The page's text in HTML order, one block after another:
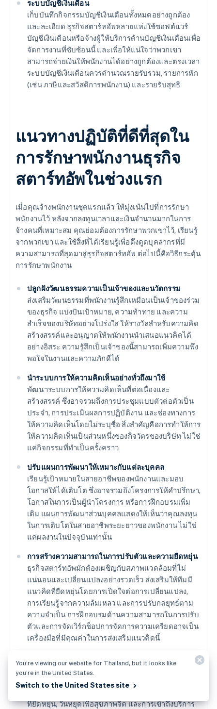
ระบบบัญชีเงินเดือน
เก็บบันทึกกิจกรรมบัญชีเงินเดือนทั้งหมดอย่างถูกต้อง
และละเอียด ธุรกิจสตาร์ทอัพหลายแห่งใช้ซอฟต์แวร์
บัญชีเงินเดือนหรือจ้างผู้ให้บริการด้านบัญชีเงินเดือนเพื่อ
จัดการงานที่ซับซ้อนนี้ และเพื่อให้แน่ใจว่าพวกเขา
สามารถจ่ายเงินให้พนักงานได้อย่างถูกต้องและตรงเวลา
ระบบบัญชีเงินเดือนควรคำนวณรายรับรวม, รายการหัก
(เช่น ภาษีและสวัสดิการพนักงาน) และรายรับสุทธิ
แนวทางปฏิบัติที่ดีที่สุดใน
การรักษาพนักงานธุรกิจ
สตาร์ทอัพในช่วงแรก
เมื่อคุณจ้างพนักงานชุดแรกแล้ว ให้มุ่งเน้นไปที่การรักษา
พนักงานไว้ หลังจากลงทุนเวลาและเงินจำนวนมากในการ
จ้างคนที่เหมาะสม คุณย่อมต้องการรักษาพวกเขาไว้, เรียนรู้
จากพวกเขา และใช้สิ่งที่ได้เรียนรู้เพื่อดึงดูดบุคลากรที่มี
ความสามารถที่สุดมาสู่ธุรกิจสตาร์ทอัพ ต่อไปนี้คือวิธีกระตุ้น
การรักษาพนักงาน
ปลูกฝังวัฒนธรรมความเป็นเจ้าของและนวัตกรรม
ส่งเสริมวัฒนธรรมที่พนักงานรู้สึกเหมือนเป็นเจ้าของร่วม
ของธุรกิจ แบ่งปันเป้าหมาย, ความท้าทาย และความ
สำเร็จของบริษัทอย่างโปร่งใส ให้รางวัลสำหรับความคิด
สร้างสรรค์และอนุญาตให้พนักงานนำเสนอแนวคิดได้
อย่างอิสระ ความรู้สึกเป็นเจ้าของนี้สามารถเพิ่มความพึง
พอใจในงานและความภักดีได้
นำระบบการให้ความคิดเห็นอย่างทั่วถึงมาใช้
พัฒนาระบบการให้ความคิดเห็นที่ต่อเนื่องและ
สร้างสรรค์ ซึ่งอาจรวมถึงการประชุมแบบตัวต่อตัวเป็น
ประจำ, การประเมินผลการปฏิบัติงาน และช่องทางการ
ให้ความคิดเห็นโดยไม่ระบุชื่อ สิ่งสำคัญคือการทำให้การ
ให้ความคิดเห็นเป็นส่วนหนึ่งของกิจวัตรของบริษัท ไม่ใช่
แค่กิจกรรมที่ทำเป็นครั้งคราว
ปรับแผนการพัฒนาให้เหมาะกับแต่ละบุคคล
เรียนรู้เป้าหมายในสายอาชีพของพนักงานและมอบ
โอกาสให้ได้เติบโต ซึ่งอาจรวมถึงโครงการให้คำปรึกษา,
โอกาสในการเป็นผู้นำโครงการ หรือการฝึกอบรมเพิ่ม
เติม แผนการพัฒนาส่วนบุคคลแสดงให้เห็นว่าคุณลงทุน
ในการเติบโตในสายอาชีพระยะยาวของพนักงาน ไม่ใช่
แค่ผลงานในปัจจุบันเท่านั้น
การสร้างความสามารถในการปรับตัวและความยืดหยุ่น
ธุรกิจสตาร์ทอัพมักต้องเผชิญกับสภาพแวดล้อมที่ไม่
แน่นอนและเปลี่ยนแปลงอย่างรวดเร็ว ส่งเสริมให้ทีมมี
แนวคิดที่ยืดหยุ่นโดยการเปิดใจต่อการเปลี่ยนแปลง,
การเรียนรู้จากความล้มเหลว และการปรับกลยุทธ์ตาม
ความจำเป็น การฝึกอบรมด้านความสามารถในการปรับ
ตัวและการจัดเวิร์กช็อปการจัดการความเครียดอาจเป็น
เครื่องมือที่มีคุณค่าในการส่งเสริมแนวคิดนี้
ตระหนักถึงผลกระทบต่อสุขภาพจิตที่การทำงานในสภาพ
แวดล้อมของธุรกิจสตาร์ทอัพที่มีแรงกดดันสูงอาจมีได้
ที่ยืดหยุ่น, วันหยุดเพื่อสุขภาพจิต และการเข้าถึงบริการ
You’re viewing our website for Thailand, but it looks like
you’re in the United States.
Switch to the United States site